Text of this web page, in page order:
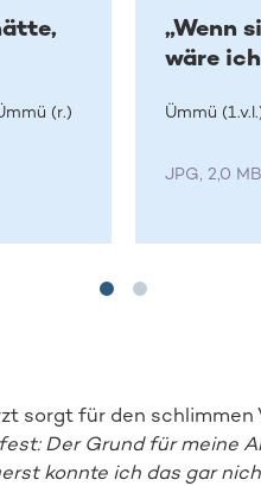
(r.)
„Wenn
wäre
Ümmü
JPG, 2,0 MB
sorgt für den schlimmen
Der Grund für meine
konnte ich das gar